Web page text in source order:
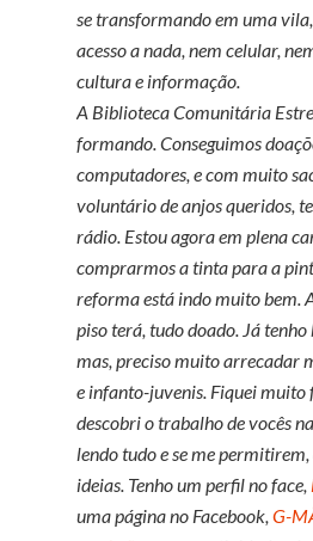
se transformando em uma
acesso a nada, nem celular,
cultura e informação.
A Biblioteca Comunitária
formando. Conseguimos
computadores, e com muito
voluntário de anjos queridos,
rádio. Estou agora em plena
comprarmos a tinta para a
reforma está indo muito bem.
piso terá, tudo doado. Já
mas, preciso muito arrecadar
e infanto-juvenis. Fiquei muito
descobri o trabalho de vocês
lendo tudo e se me
ideias. Tenho um perfil no face,
uma página no Facebook, G-